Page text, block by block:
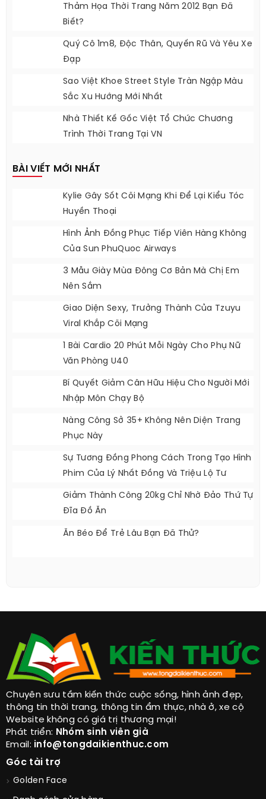
Thảm Họa Thời Trang Năm 2012 Bạn Đã
Biết?
Quý Cô 1m8, Độc Thân, Quyến Rũ Và Yêu Xe
Đạp
Sao Việt Khoe Street Style Tràn Ngập Màu
Sắc Xu Hướng Mới Nhất
Nhà Thiết Kế Gốc Việt Tổ Chức Chương
Trình Thời Trang Tại VN
BÀI VIẾT MỚI NHẤT
Kylie Gây Sốt Cõi Mạng Khi Để Lại Kiểu Tóc
Huyền Thoại
Hình Ảnh Đồng Phục Tiếp Viên Hàng Không
Của Sun PhuQuoc Airways
3 Mẫu Giày Mùa Đông Cơ Bản Mà Chị Em
Nên Sắm
Giao Diện Sexy, Trưởng Thành Của Tzuyu
Viral Khắp Cõi Mạng
1 Bài Cardio 20 Phút Mỗi Ngày Cho Phụ Nữ
Văn Phòng U40
Bí Quyết Giảm Cân Hữu Hiệu Cho Người Mới
Nhập Môn Chạy Bộ
Nàng Công Sở 35+ Không Nên Diện Trang
Phục Này
Sự Tương Đồng Phong Cách Trong Tạo Hình
Phim Của Lý Nhất Đồng Và Triệu Lộ Tư
Giảm Thành Công 20kg Chỉ Nhờ Đảo Thứ Tự
Đĩa Đồ Ăn
Ăn Béo Để Trẻ Lâu Bạn Đã Thử?
Chuyên sưu tầm kiến thức cuộc sống, hình ảnh đẹp,
thông tin thời trang, thông tin ẩm thực, nhà ở, xe cộ
Website không có giá trị thương mại!
Phát triển: Nhóm sinh viên già
Email: info@tongdaikienthuc.com
Góc tài trợ
Golden Face